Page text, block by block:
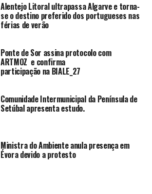
Alentejo Litoral ultrapassa Algarve e torna-
se o destino preferido dos portugueses nas
férias de verão
Ponte de Sor assina protocolo com
ARTMOZ e confirma
participação na BIALE_27
Comunidade Intermunicipal da Península de
Setúbal apresenta estudo.
Ministra do Ambiente anula presença em
Évora devido a protesto